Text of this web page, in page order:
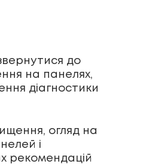
до
на панелях,
діагностики
огляд на
і
рекомендацій